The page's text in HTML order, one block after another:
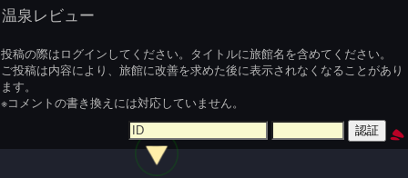
温泉レビュー
投稿の際はログインしてください。タイトルに旅館名を含めてください。
ご投稿は内容により、旅館に改善を求めた後に表示されなくなることがあり
ます。
※コメントの書き換えには対応していません。